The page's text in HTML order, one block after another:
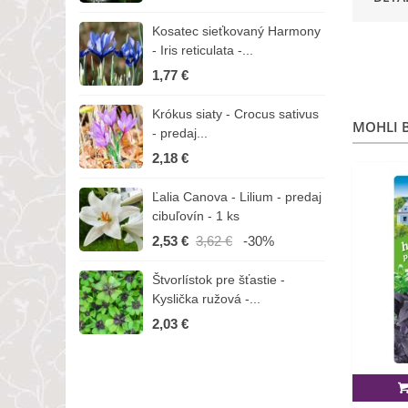
Kosatec sieťkovaný Harmony
- Iris reticulata -...
1,77 €
Krókus siaty - Crocus sativus
- predaj...
2,18 €
Ľalia Canova - Lilium - predaj
cibuľovín - 1 ks
2,53 € 3,62 € -30%
Štvorlístok pre šťastie -
Kyslička ružová -...
2,03 €
MOHLI